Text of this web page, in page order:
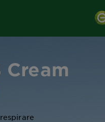
Cream